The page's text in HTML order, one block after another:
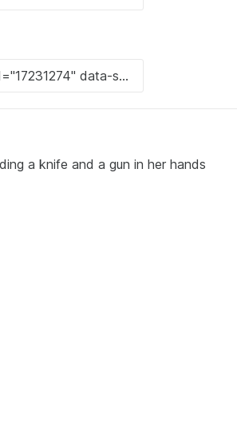
a knife and a gun in her hands